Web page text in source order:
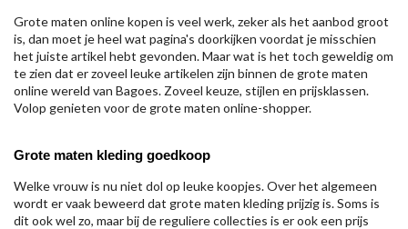
Grote maten online kopen is veel werk, zeker als het aanbod groot
is, dan moet je heel wat pagina's doorkijken voordat je misschien
het juiste artikel hebt gevonden. Maar wat is het toch geweldig om
te zien dat er zoveel leuke artikelen zijn binnen de grote maten
online wereld van Bagoes. Zoveel keuze, stijlen en prijsklassen.
Volop genieten voor de grote maten online-shopper.
Grote maten kleding goedkoop
Welke vrouw is nu niet dol op leuke koopjes. Over het algemeen
wordt er vaak beweerd dat grote maten kleding prijzig is. Soms is
dit ook wel zo, maar bij de reguliere collecties is er ook een prijs